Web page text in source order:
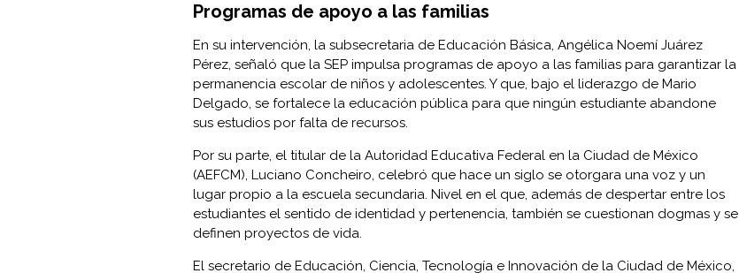
Programas de apoyo a las familias
En su intervención, la subsecretaria de Educación Básica, Angélica Noemí Juárez
Pérez, señaló que la SEP impulsa programas de apoyo a las familias para garantizar la
permanencia escolar de niños y adolescentes. Y que, bajo el liderazgo de Mario
Delgado, se fortalece la educación pública para que ningún estudiante abandone
sus estudios por falta de recursos.
Por su parte, el titular de la Autoridad Educativa Federal en la Ciudad de México
(AEFCM), Luciano Concheiro, celebró que hace un siglo se otorgara una voz y un
lugar propio a la escuela secundaria. Nivel en el que, además de despertar entre los
estudiantes el sentido de identidad y pertenencia, también se cuestionan dogmas y se
definen proyectos de vida.
El secretario de Educación, Ciencia, Tecnología e Innovación de la Ciudad de México,